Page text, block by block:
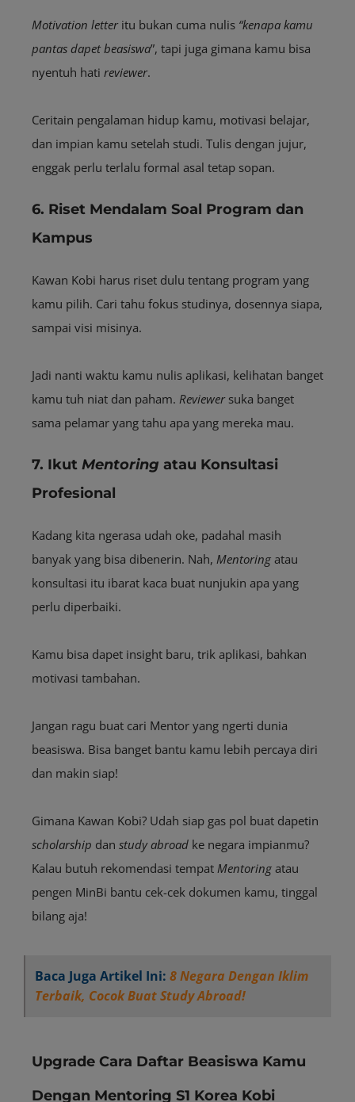
Motivation letteritu bukan cuma nulis “kenapa kamu
pantas dapet beasiswa”, tapi juga gimana kamu bisa
nyentuh hati reviewer.
Ceritain pengalaman hidup kamu, motivasi belajar,
dan impian kamu setelah studi. Tulis dengan jujur,
enggak perlu terlalu formal asal tetap sopan.
6. Riset Mendalam Soal Program dan
Kampus
Kawan Kobi harus riset dulu tentang program yang
kamu pilih. Cari tahu fokus studinya, dosennya siapa,
sampai visi misinya.
Jadi nanti waktu kamu nulis aplikasi, kelihatan banget
kamu tuh niat dan paham. Reviewersuka banget
sama pelamar yang tahu apa yang mereka mau.
7. Ikut Mentoring atau Konsultasi
Profesional
Kadang kita ngerasa udah oke, padahal masih
banyak yang bisa dibenerin. Nah, Mentoring atau
konsultasi itu ibarat kaca buat nunjukin apa yang
perlu diperbaiki.
Kamu bisa dapet insight baru, trik aplikasi, bahkan
motivasi tambahan.
Jangan ragu buat cari Mentor yang ngerti dunia
beasiswa. Bisa banget bantu kamu lebih percaya diri
dan makin siap!
Gimana Kawan Kobi? Udah siap gas pol buat dapetin
scholarship dan study abroad ke negara impianmu?
Kalau butuh rekomendasi tempat Mentoring atau
pengen MinBi bantu cek-cek dokumen kamu, tinggal
bilang aja!
Baca Juga Artikel Ini: 8 Negara Dengan Iklim
Terbaik, Cocok Buat Study Abroad!
Upgrade Cara Daftar Beasiswa Kamu
Dengan Mentoring S1 Korea Kobi